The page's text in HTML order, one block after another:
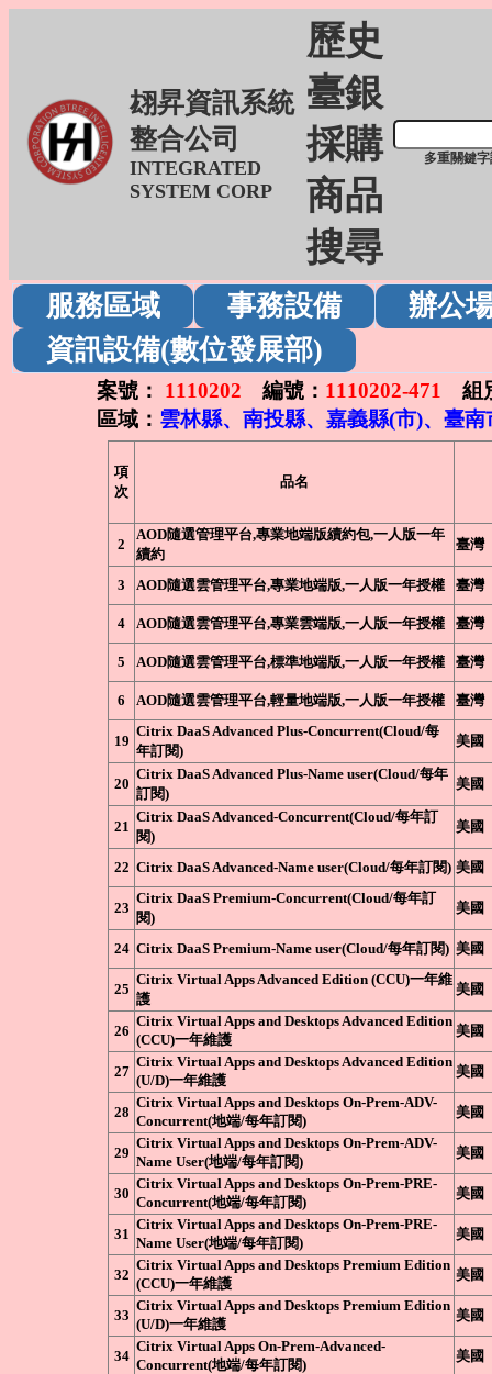
翃昇資訊系統
整合公司
INTEGRATED
SYSTEM CORP
歷史
臺銀
採購
商品
搜尋
多重關鍵
服務區域 事務設備
辦公
資訊設備(數位發展部)
案號： 1110202 編號： 1110202-471
組
區域： 雲林縣、南投縣、嘉義縣(市)、臺南
項
次
品名
2
AOD隨選管理平台,專業地端版續約包,一人版一年
續約
臺灣
3 AOD隨選雲管理平台,專業地端版,一人版一年授權 臺灣
4 AOD隨選雲管理平台,專業雲端版,一人版一年授權 臺灣
5 AOD隨選雲管理平台,標準地端版,一人版一年授權 臺灣
6 AOD隨選雲管理平台,輕量地端版,一人版一年授權 臺灣
19
Citrix DaaS Advanced Plus-Concurrent(Cloud/每
年訂閱)
美國
20
Citrix DaaS Advanced Plus-Name user(Cloud/每年
訂閱)
美國
21
Citrix DaaS Advanced-Concurrent(Cloud/每年訂
閱)
美國
22 Citrix DaaS Advanced-Name user(Cloud/每年訂閱) 美國
23
Citrix DaaS Premium-Concurrent(Cloud/每年訂
閱)
美國
24 Citrix DaaS Premium-Name user(Cloud/每年訂閱) 美國
25
Citrix Virtual Apps Advanced Edition (CCU)一年維
護
美國
26
Citrix Virtual Apps and Desktops Advanced Edition
(CCU)一年維護
美國
27
Citrix Virtual Apps and Desktops Advanced Edition
(U/D)一年維護
美國
28
Citrix Virtual Apps and Desktops On-Prem-ADV-
Concurrent(地端/每年訂閱)
美國
29
Citrix Virtual Apps and Desktops On-Prem-ADV-
Name User(地端/每年訂閱)
美國
30
Citrix Virtual Apps and Desktops On-Prem-PRE-
Concurrent(地端/每年訂閱)
美國
31
Citrix Virtual Apps and Desktops On-Prem-PRE-
Name User(地端/每年訂閱)
美國
32
Citrix Virtual Apps and Desktops Premium Edition
(CCU)一年維護
美國
33
Citrix Virtual Apps and Desktops Premium Edition
(U/D)一年維護
美國
34
Citrix Virtual Apps On-Prem-Advanced-
Concurrent(地端/每年訂閱)
美國